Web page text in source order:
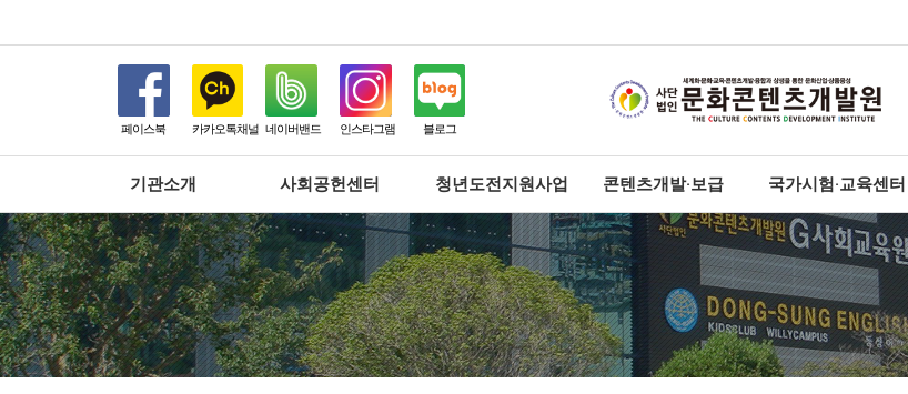
페이스북 카카오톡채널 네이버밴드 인스타그램 블로그
기관소개 사회공헌센터 청년도전지원사업 콘텐츠개발·보급 국가시험·교육센터